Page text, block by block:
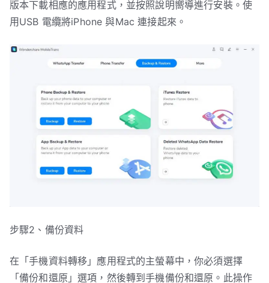
版本下載相應的應用程式，並按照說明嚮導進行安裝。使
用USB 電纜將iPhone 與Mac 連接起來。
步驟2、備份資料
在「手機資料轉移」應用程式的主螢幕中，你必須選擇
「備份和還原」選項，然後轉到手機備份和還原。此操作